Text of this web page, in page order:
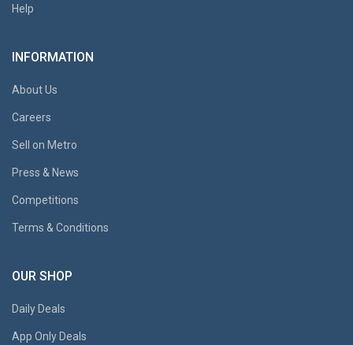
Help
INFORMATION
About Us
Careers
Sell on Metro
Press & News
Competitions
Terms & Conditions
OUR SHOP
Daily Deals
App Only Deals